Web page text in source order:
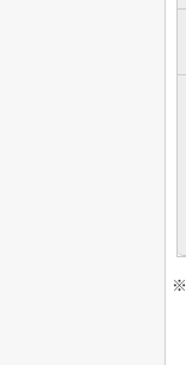
※